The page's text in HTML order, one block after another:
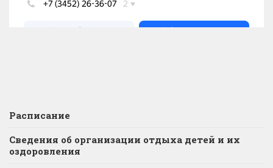
Расписание
Сведения об организации отдыха детей и их
оздоровления